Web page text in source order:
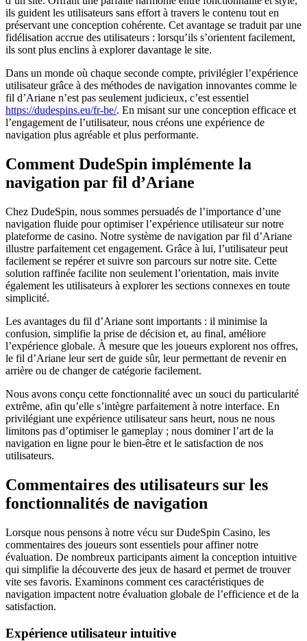
ils guident les utilisateurs sans effort à travers le contenu tout en
préservant une conception cohérente. Cet avantage se traduit par une
fidélisation accrue des utilisateurs : lorsqu’ils s’orientent facilement,
ils sont plus enclins à explorer davantage le site.
Dans un monde où chaque seconde compte, privilégier l’expérience
utilisateur grâce à des méthodes de navigation innovantes comme le
fil d’Ariane n’est pas seulement judicieux, c’est essentiel
https://dudespins.eu/fr-be/. En misant sur une conception efficace et
l’engagement de l’utilisateur, nous créons une expérience de
navigation plus agréable et plus performante.
Comment DudeSpin implémente la
navigation par fil d’Ariane
Chez DudeSpin, nous sommes persuadés de l’importance d’une
navigation fluide pour optimiser l’expérience utilisateur sur notre
plateforme de casino. Notre système de navigation par fil d’Ariane
illustre parfaitement cet engagement. Grâce à lui, l’utilisateur peut
facilement se repérer et suivre son parcours sur notre site. Cette
solution raffinée facilite non seulement l’orientation, mais invite
également les utilisateurs à explorer les sections connexes en toute
simplicité.
Les avantages du fil d’Ariane sont importants : il minimise la
confusion, simplifie la prise de décision et, au final, améliore
l’expérience globale. À mesure que les joueurs explorent nos offres,
le fil d’Ariane leur sert de guide sûr, leur permettant de revenir en
arrière ou de changer de catégorie facilement.
Nous avons conçu cette fonctionnalité avec un souci du particularité
extrême, afin qu’elle s’intègre parfaitement à notre interface. En
privilégiant une expérience utilisateur sans heurt, nous ne nous
limitons pas d’optimiser le gameplay ; nous dominer l’art de la
navigation en ligne pour le bien-être et le satisfaction de nos
utilisateurs.
Commentaires des utilisateurs sur les
fonctionnalités de navigation
Lorsque nous pensons à notre vécu sur DudeSpin Casino, les
commentaires des joueurs sont essentiels pour affiner notre
évaluation. De nombreux participants aiment la conception intuitive
qui simplifie la découverte des jeux de hasard et permet de trouver
vite ses favoris. Examinons comment ces caractéristiques de
navigation impactent notre évaluation globale de l’efficience et de la
satisfaction.
Expérience utilisateur intuitive